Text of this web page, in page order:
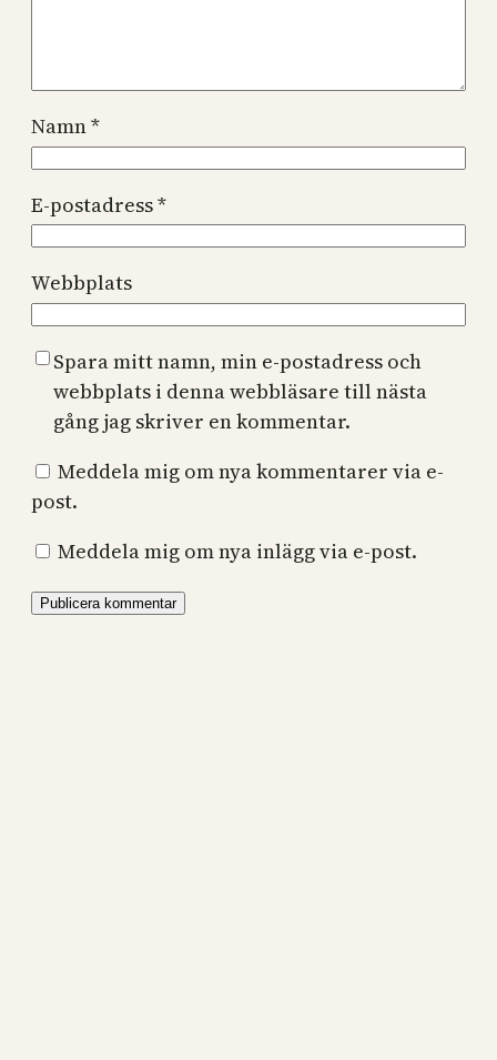
Namn*
E-postadress*
Webbplats
Spara mitt namn, min e-postadress och
webbplats i denna webbläsare till nästa
gång jag skriver en kommentar.
Meddela mig om nya kommentarer via e-
post.
Meddela mig om nya inlägg via e-post.